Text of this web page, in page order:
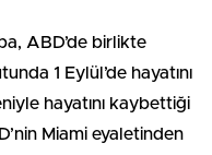
ABD’de birlikte
1 Eylül’de hayatını
hayatını kaybettiği
Miami eyaletinden